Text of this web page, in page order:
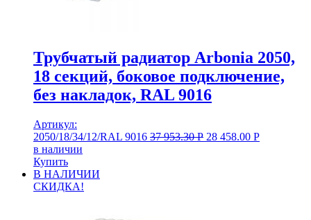
Трубчатый радиатор Arbonia 2050,
18 секций, боковое подключение,
без накладок, RAL 9016
Артикул:
2050/18/34/12/RAL 9016 37 953.30Р 28 458.00 Р
в наличии
Купить
В НАЛИЧИИ
СКИДКА!